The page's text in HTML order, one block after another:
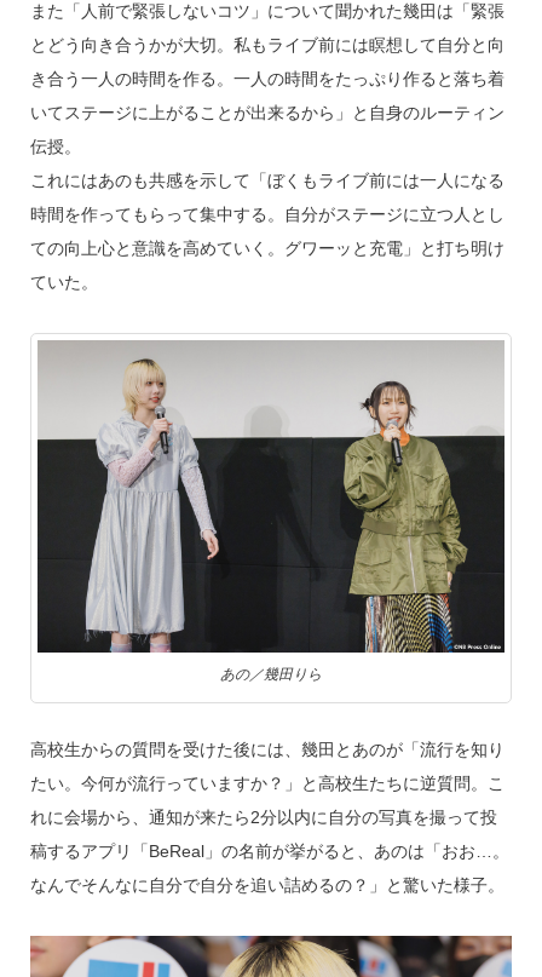
また「人前で緊張しないコツ」について聞かれた幾田は「緊張
とどう向き合うかが大切。私もライブ前には瞑想して自分と向
き合う一人の時間を作る。一人の時間をたっぷり作ると落ち着
いてステージに上がることが出来るから」と自身のルーティン
伝授。
これにはあのも共感を示して「ぼくもライブ前には一人になる
時間を作ってもらって集中する。自分がステージに立つ人とし
ての向上心と意識を高めていく。グワーッと充電」と打ち明け
ていた。
あの／幾田りら
高校生からの質問を受けた後には、幾田とあのが「流行を知り
たい。今何が流行っていますか？」と高校生たちに逆質問。こ
れに会場から、通知が来たら2分以内に自分の写真を撮って投
稿するアプリ「BeReal」の名前が挙がると、あのは「おお…。
なんでそんなに自分で自分を追い詰めるの？」と驚いた様子。